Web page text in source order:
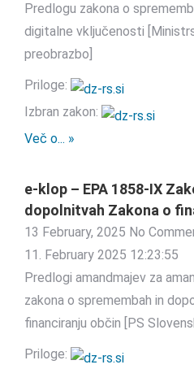
Predlogu zakona o
digitalne vključenosti
preobrazbo]
Priloge:
Izbran zakon:
Več o... »
e-klop – EPA 1858-IX
dopolnitvah Zakona o
13 February, 2025 No
11. February 2025 12:23:55
Predlogi amandmajev za
zakona o spremembah in
financiranju občin [PS
Priloge: